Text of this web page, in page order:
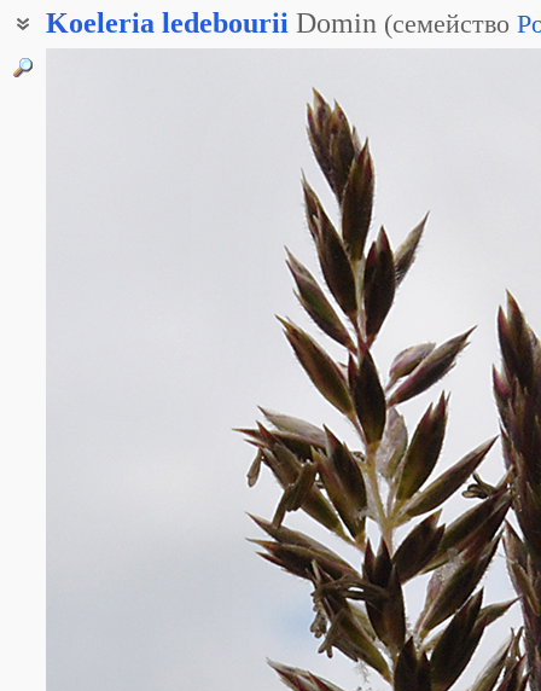
Koeleria ledebourii Domin (семейство